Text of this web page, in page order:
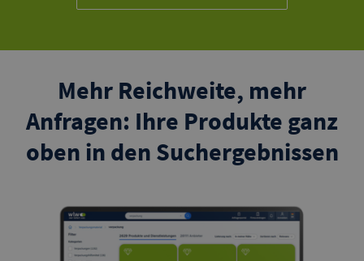
Mehr Reichweite, mehr
Anfragen: Ihre Produkte ganz
oben in den Suchergebnissen